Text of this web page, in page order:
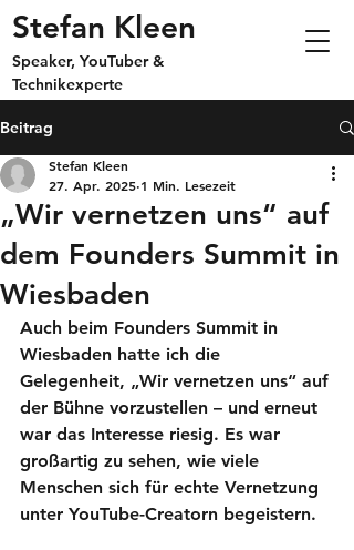
Stefan Kleen
Speaker, YouTuber &
Technikexperte
Beitrag
„Wir vernetzen uns“ auf
dem Founders Summit in
Wiesbaden
Stefan Kleen
27. Apr. 2025 1 Min. Lesezeit
Auch beim Founders Summit in
Wiesbaden hatte ich die
Gelegenheit, „Wir vernetzen uns“ auf
der Bühne vorzustellen – und erneut
war das Interesse riesig. Es war
großartig zu sehen, wie viele
Menschen sich für echte Vernetzung
unter YouTube-Creatorn begeistern.